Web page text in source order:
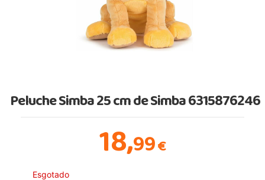
Peluche Simba 25 cm de Simba 6315876246
18,99€
Esgotado